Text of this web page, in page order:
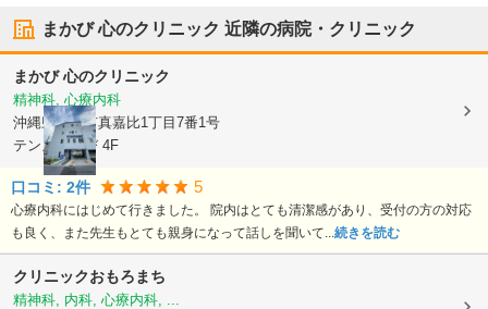
まかび 心のクリニック 近隣の病院・クリニック
まかび 心のクリニック
精神科, 心療内科
沖縄県那覇市真嘉比1丁目7番1号
テンズまかび 4F
口コミ: 2件 5
心療内科にはじめて行きました。 院内はとても清潔感があり、受付の方の対応
も良く、また先生もとても親身になって話しを聞いて...続きを読む
クリニックおもろまち
精神科, 内科, 心療内科, ...